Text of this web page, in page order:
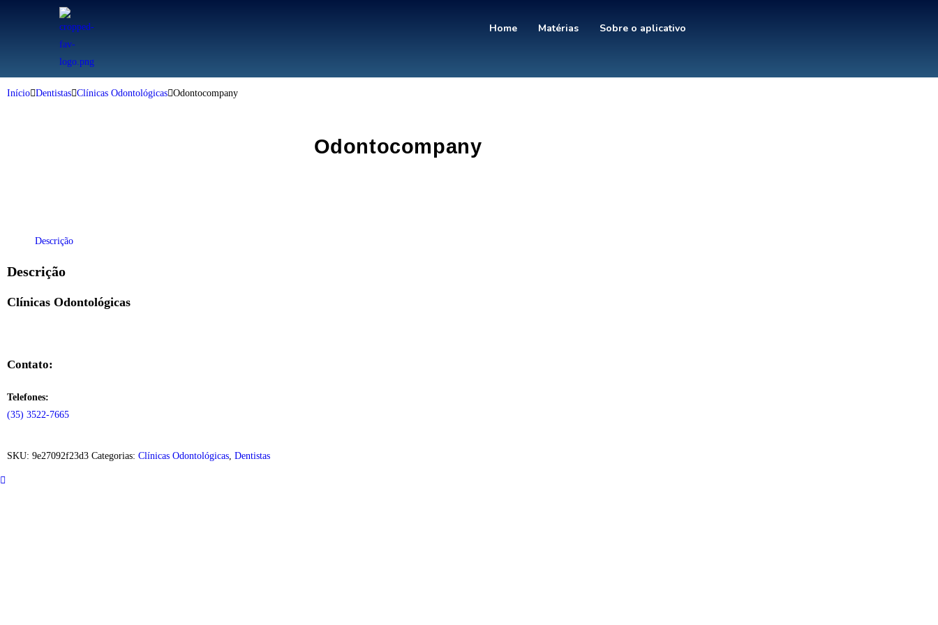
Home Matérias Sobre o aplicativo
Início Dentistas Clínicas Odontológicas Odontocompany
Odontocompany
Descrição
Descrição
Clínicas Odontológicas
Contato:
Telefones:
(35) 3522-7665
SKU: 9e27092f23d3 Categorias: Clínicas Odontológicas Dentistas